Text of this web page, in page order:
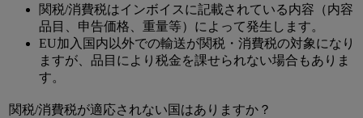
関税/消費税はインボイスに記載されている内容（内容
品目、申告価格、重量等）によって発生します。
EU加入国内以外での輸送が関税・消費税の対象になり
ますが、品目により税金を課せられない場合もありま
す。
関税/消費税が適応されない国はありますか？